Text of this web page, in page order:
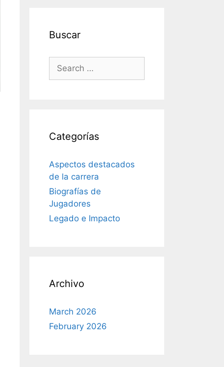
Buscar
Search
for:
Categorías
Aspectos destacados
de la carrera
Biografías de
Jugadores
Legado e Impacto
Archivo
March 2026
February 2026